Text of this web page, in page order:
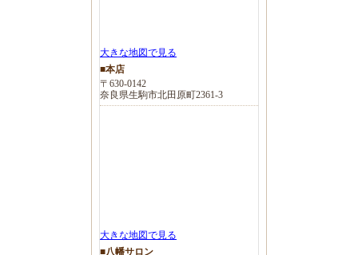
大きな地図で見る
■本店
〒630-0142
奈良県生駒市北田原町2361-3
大きな地図で見る
■八幡サロン